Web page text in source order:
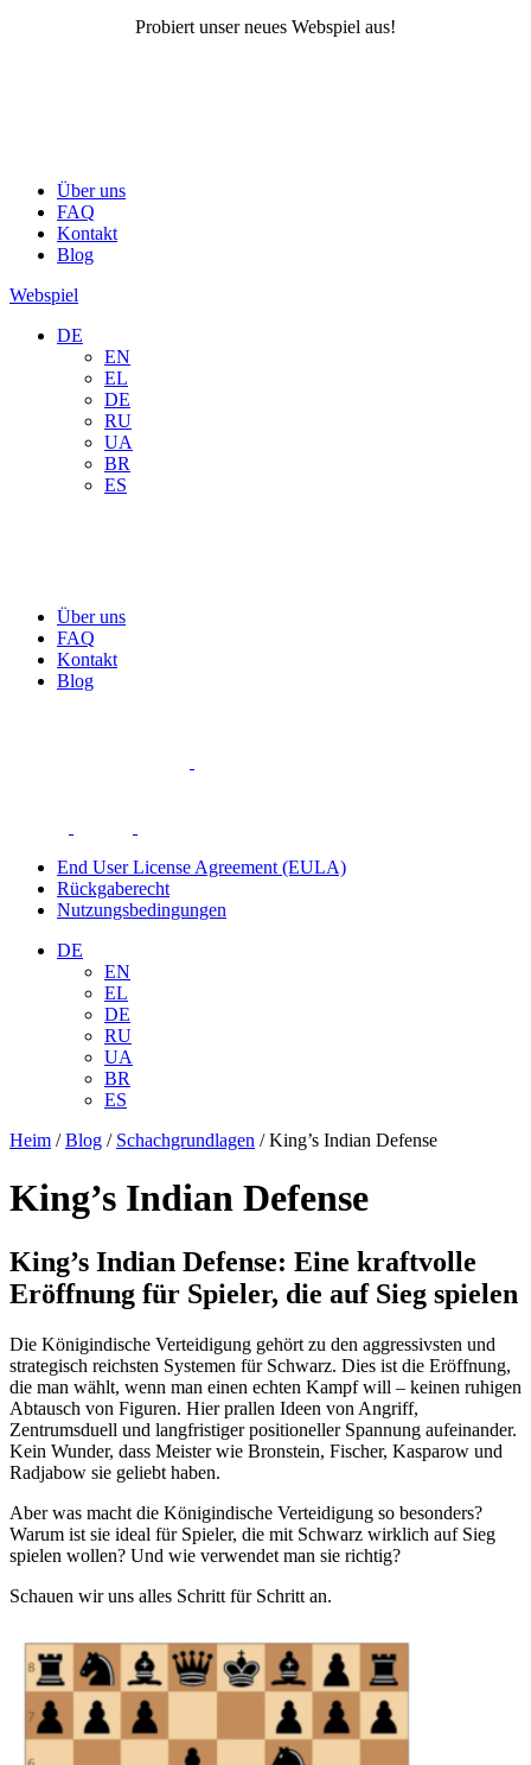
Probiert unser neues Webspiel aus!
Über uns
FAQ
Kontakt
Blog
Webspiel
DE
EN
EL
DE
RU
UA
BR
ES
Über uns
FAQ
Kontakt
Blog
End User License Agreement (EULA)
Rückgaberecht
Nutzungsbedingungen
DE
EN
EL
DE
RU
UA
BR
ES
Heim /Blog / Schachgrundlagen /King’s Indian Defense
King’s Indian Defense
King’s Indian Defense: Eine kraftvolle
Eröffnung für Spieler, die auf Sieg spielen
Die Königindische Verteidigung gehört zu den aggressivsten und
strategisch reichsten Systemen für Schwarz. Dies ist die Eröffnung,
die man wählt, wenn man einen echten Kampf will – keinen ruhigen
Abtausch von Figuren. Hier prallen Ideen von Angriff,
Zentrumsduell und langfristiger positioneller Spannung aufeinander.
Kein Wunder, dass Meister wie Bronstein, Fischer, Kasparow und
Radjabow sie geliebt haben.
Aber was macht die Königindische Verteidigung so besonders?
Warum ist sie ideal für Spieler, die mit Schwarz wirklich auf Sieg
spielen wollen? Und wie verwendet man sie richtig?
Schauen wir uns alles Schritt für Schritt an.